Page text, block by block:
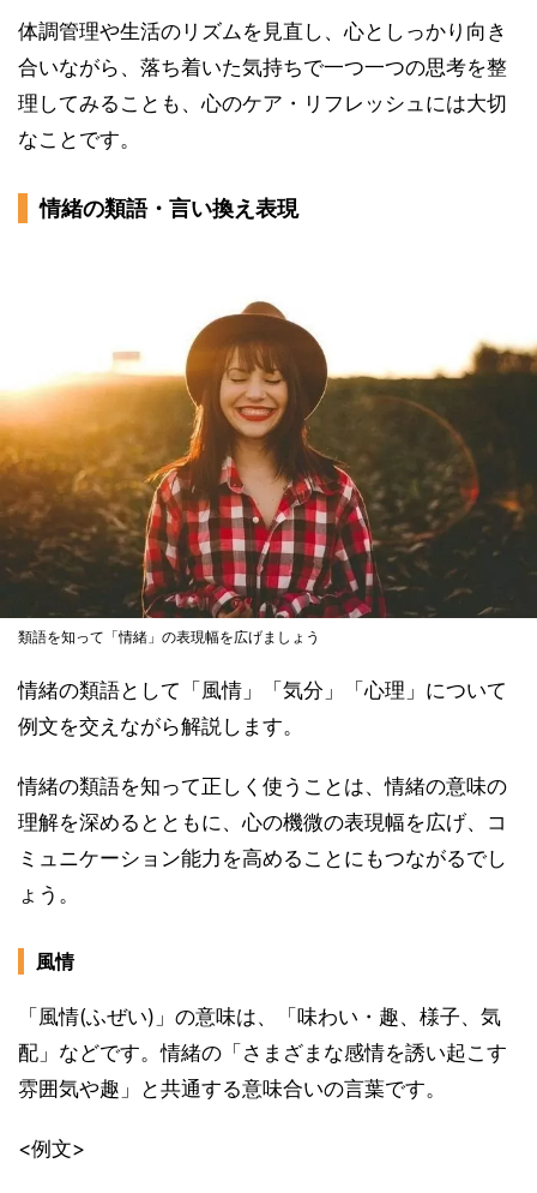
体調管理や生活のリズムを見直し、心としっかり向き
合いながら、落ち着いた気持ちで一つ一つの思考を整
理してみることも、心のケア・リフレッシュには大切
なことです。
情緒の類語・言い換え表現
類語を知って「情緒」の表現幅を広げましょう
情緒の類語として「風情」「気分」「心理」について
例文を交えながら解説します。
情緒の類語を知って正しく使うことは、情緒の意味の
理解を深めるとともに、心の機微の表現幅を広げ、コ
ミュニケーション能力を高めることにもつながるでし
ょう。
風情
「風情(ふぜい)」の意味は、「味わい・趣、様子、気
配」などです。情緒の「さまざまな感情を誘い起こす
雰囲気や趣」と共通する意味合いの言葉です。
<例文>